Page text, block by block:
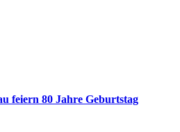
feiern 80 Jahre Geburtstag